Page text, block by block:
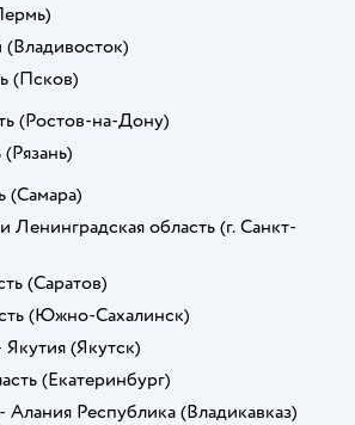
(Владивосток)
(Псков)
(Ростов-на-Дону)
(Рязань)
(Самара)
Ленинградская область (г. Санкт-
(Саратов)
(Южно-Сахалинск)
Якутия (Якутск)
(Екатеринбург)
Алания Республика (Владикавказ)